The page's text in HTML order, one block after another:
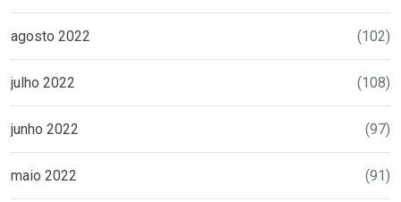
agosto 2022 (102)
julho 2022 (108)
junho 2022 (97)
maio 2022 (91)